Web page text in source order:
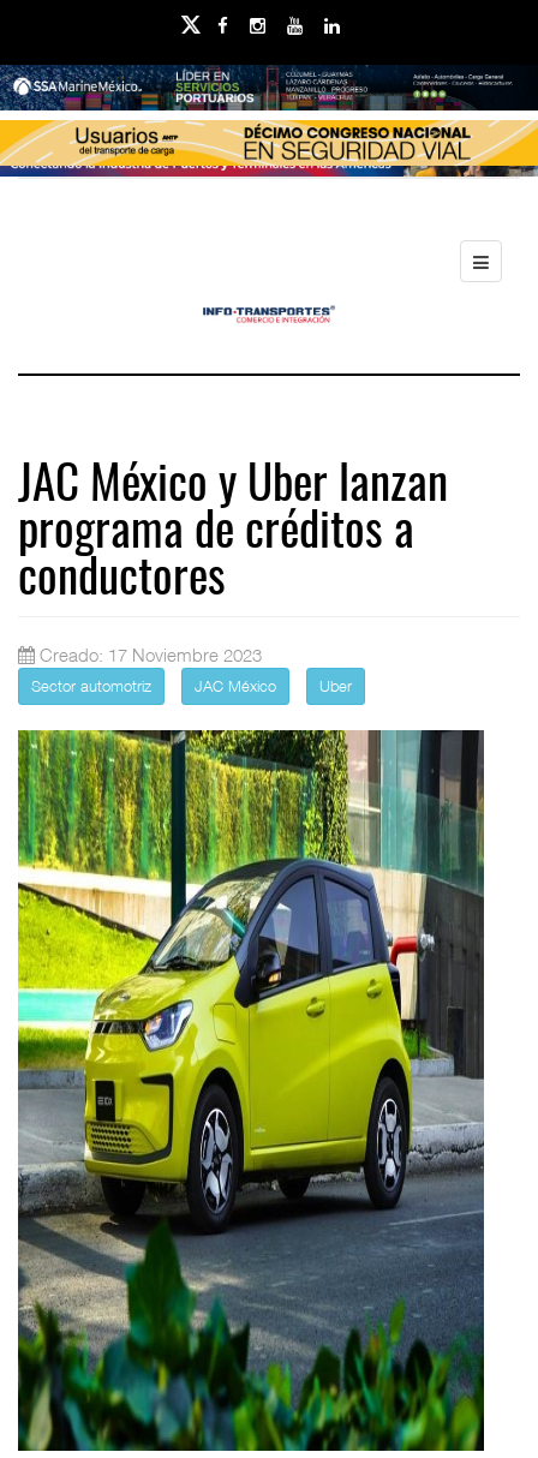
JAC México y Uber lanzan
programa de créditos a
conductores
Creado: 17 Noviembre 2023
Sector automotriz JAC México Uber